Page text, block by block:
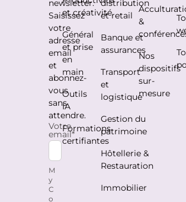
newsletter.
Saisissez
votre
adresse
email
et
abonnez-
vous
sans
attendre.
Votre
email*
M
y
C
o
et créativité
Général
et prise
en
main
Outils
IA
Formations
certifiantes
distribution
et retail
Banque et
assurances
Transport
et
logistique
Gestion du
patrimoine
Hôtellerie &
Restauration
Immobilier
&
Nos
dispositifs
sur-
mesure